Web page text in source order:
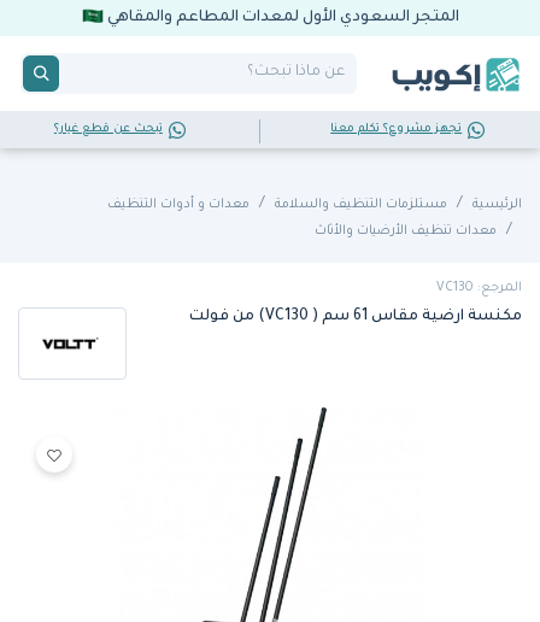
المتجر السعودي الأول لمعدات المطاعم والمقاهي
تجهز مشروع؟ تكلم معنا تبحث عن قطع غيار؟
الرئيسية مستلزمات التنظيف والسلامة
معدات و أدوات التنظيف
معدات تنظيف الأرضيات والأثاث
المرجع: VC130
مكنسة ارضية مقاس 61 سم ( VC130) من فولت